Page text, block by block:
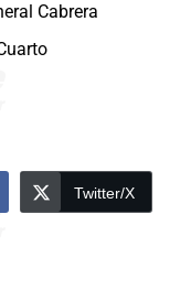
Cabrera
Twitter/X